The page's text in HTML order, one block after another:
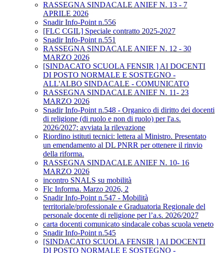
RASSEGNA SINDACALE ANIEF N. 13 - 7
APRILE 2026
Snadir Info-Point n.556
[FLC CGIL] Speciale contratto 2025-2027
Snadir Info-Point n.551
RASSEGNA SINDACALE ANIEF N. 12 - 30
MARZO 2026
[SINDACATO SCUOLA FENSIR ] AI DOCENTI
DI POSTO NORMALE E SOSTEGNO -
ALL'ALBO SINDACALE - COMUNICATO
RASSEGNA SINDACALE ANIEF N. 11- 23
MARZO 2026
Snadir Info-Point n.548 - Organico di diritto dei docenti
di religione (di ruolo e non di ruolo) per l'a.s.
2026/2027: avviata la rilevazione
Riordino istituti tecnici: lettera al Ministro. Presentato
un emendamento al DL PNRR per ottenere il rinvio
della riforma.
RASSEGNA SINDACALE ANIEF N. 10- 16
MARZO 2026
incontro SNALS su mobilità
Flc Informa. Marzo 2026, 2
Snadir Info-Point n.547 - Mobilità
territoriale/professionale e Graduatoria Regionale del
personale docente di religione per l’a.s. 2026/2027
carta docenti comunicato sindacale cobas scuola veneto
Snadir Info-Point n.545
[SINDACATO SCUOLA FENSIR ] AI DOCENTI
DI POSTO NORMALE E SOSTEGNO -